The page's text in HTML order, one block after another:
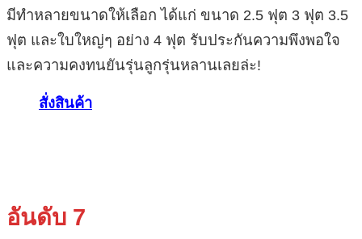
มีทำหลายขนาดให้เลือก ได้แก่ ขนาด 2.5 ฟุต 3 ฟุต 3.5
ฟุต และใบใหญ่ๆ อย่าง 4 ฟุต รับประกันความพึงพอใจ
และความคงทนยันรุ่นลูกรุ่นหลานเลยล่ะ!
สั่งสินค้า
อันดับ 7